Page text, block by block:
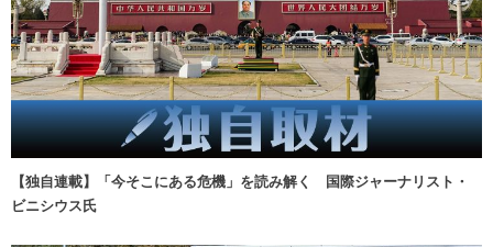
【独自連載】「今そこにある危機」を読み解く 国際ジャーナリスト・
ビニシウス氏